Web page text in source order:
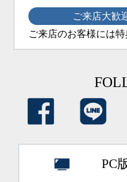
ご来店大歓
ご来店のお客様には
PC